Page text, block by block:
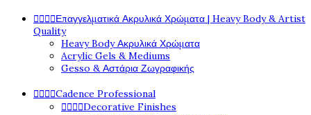
Επαγγελματικά Ακρυλικά Χρώματα | Heavy Body & Artist
Quality
Heavy Body Ακρυλικά Χρώματα
Acrylic Gels & Mediums
Gesso & Αστάρια Ζωγραφικής
Cadence Professional
Decorative Finishes